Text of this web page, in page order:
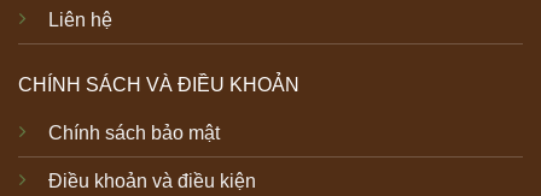
Liên hệ
CHÍNH SÁCH VÀ ĐIỀU KHOẢN
Chính sách bảo mật
Điều khoản và điều kiện